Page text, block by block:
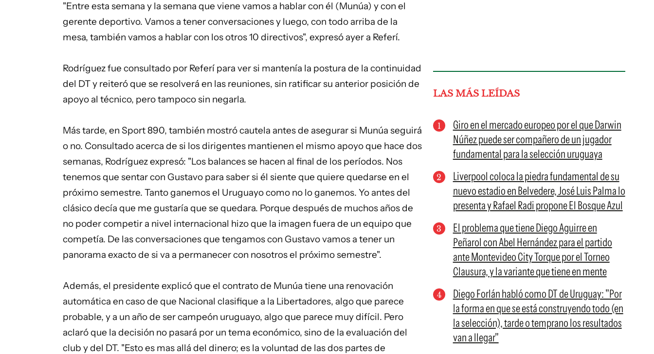
"Entre esta semana y la semana que viene vamos a hablar con él (Munúa) y con el
gerente deportivo. Vamos a tener conversaciones y luego, con todo arriba de la
mesa, también vamos a hablar con los otros 10 directivos", expresó ayer a Referí.
Rodríguez fue consultado por Referí para ver si mantenía la postura de la continuidad
del DT y reiteró que se resolverá en las reuniones, sin ratificar su anterior posición de
apoyo al técnico, pero tampoco sin negarla.
Más tarde, en Sport 890, también mostró cautela antes de asegurar si Munúa seguirá
o no. Consultado acerca de si los dirigentes mantienen el mismo apoyo que hace dos
semanas, Rodríguez expresó: "Los balances se hacen al final de los períodos. Nos
tenemos que sentar con Gustavo para saber si él siente que quiere quedarse en el
próximo semestre. Tanto ganemos el Uruguayo como no lo ganemos. Yo antes del
clásico decía que me gustaría que se quedara. Porque después de muchos años de
no poder competir a nivel internacional hizo que la imagen fuera de un equipo que
competía. De las conversaciones que tengamos con Gustavo vamos a tener un
panorama exacto de si va a permanecer con nosotros el próximo semestre".
Además, el presidente explicó que el contrato de Munúa tiene una renovación
automática en caso de que Nacional clasifique a la Libertadores, algo que parece
probable, y a un año de ser campeón uruguayo, algo que parece muy difícil. Pero
aclaró que la decisión no pasará por un tema económico, sino de la evaluación del
club y del DT. "Esto es mas allá del dinero; es la voluntad de las dos partes de
LAS MÁS LEÍDAS
Giro en el mercado europeo por el que Darwin
Núñez puede ser compañero de un jugador
fundamental para la selección uruguaya
Liverpool coloca la piedra fundamental de su
nuevo estadio en Belvedere, José Luis Palma lo
presenta y Rafael Radi propone El Bosque Azul
El problema que tiene Diego Aguirre en
Peñarol con Abel Hernández para el partido
ante Montevideo City Torque por el Torneo
Clausura, y la variante que tiene en mente
Diego Forlán habló como DT de Uruguay: "Por
la forma en que se está construyendo todo (en
la selección), tarde o temprano los resultados
van a llegar"